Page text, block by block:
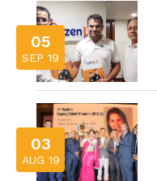
05
SEP 19
03
AUG 19